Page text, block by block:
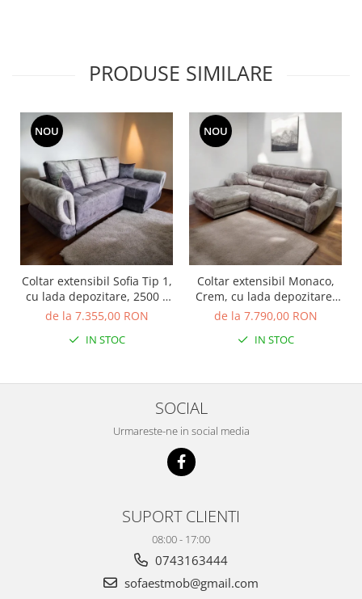
PRODUSE SIMILARE
NOU
Coltar extensibil Sofia Tip 1,
cu lada depozitare, 2500 x
1450
de la 7.355,00 RON
IN STOC
NOU
Coltar extensibil Monaco,
Crem, cu lada depozitare,
2700 x 1800
de la 7.790,00 RON
IN STOC
SOCIAL
Urmareste-ne in social media
SUPORT CLIENTI
08:00 - 17:00
0743163444
sofaestmob@gmail.com